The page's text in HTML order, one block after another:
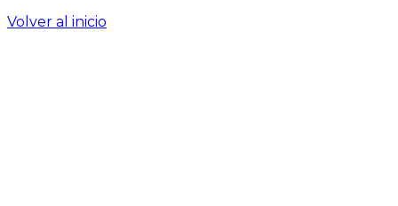
Volver al inicio